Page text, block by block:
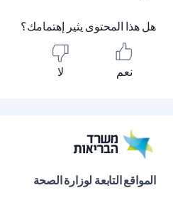
هل هذا المحتوى يثير إهتمامك؟
نعم لا
المواقع التابعة لوزارة الصحة